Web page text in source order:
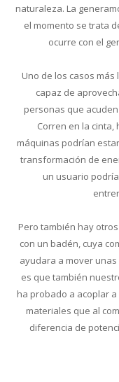
naturaleza. La
el momento se trata
ocurre con el
Uno de los casos
capaz de
personas que
Corren en la cinta,
máquinas podrían
transformación de
un usuario
Pero también hay
con un badén, cuya
ayudara a mover
es que también
ha probado a acoplar
materiales que al
diferencia de